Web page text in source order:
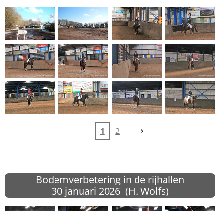
1 2
Bodemverbetering in de rijhallen
30 januari 2026 (H. Wolfs)